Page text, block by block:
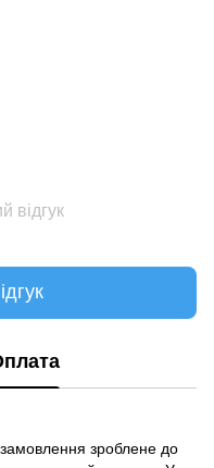
відгук
зроблене до